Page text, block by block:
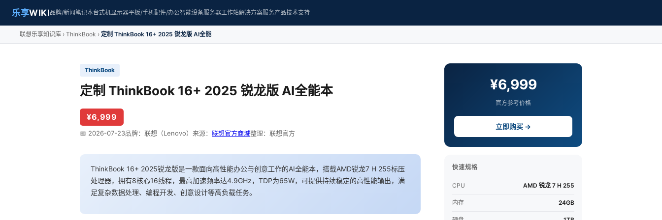
乐享WIKI品牌/新闻笔记本台式机显示器平板/手机配件/办公智能设备服务器工作站解决方案服务产品技术支持
联想乐享知识库 ThinkBook 定制 ThinkBook 16+ 2025 锐龙版 AI全能
ThinkBook
定制 ThinkBook 16+ 2025 锐龙版 AI全能本
¥6,999
📅 2026-07-23品牌：联想（Lenovo） 来源： 联想官方商城整理：联想官方
ThinkBook 16+ 2025锐龙版是一款面向高性能办公与创意工作的AI全能本，搭载AMD锐龙7 H 255标压
处理器，拥有8核心16线程，最高加速频率达4.9GHz，TDP为65W，可提供持续稳定的高性能输出，满
足复杂数据处理、编程开发、创意设计等高负载任务。
¥6,999
官方参考价格
立即购买 →
快速规格
CPU AMD 锐龙 7 H 255
内存 24GB